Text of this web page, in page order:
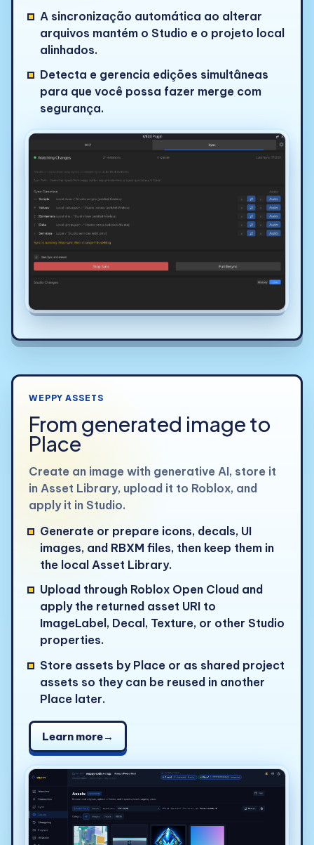
A sincronização automática ao alterar
arquivos mantém o Studio e o projeto local
alinhados.
Detecta e gerencia edições simultâneas
para que você possa fazer merge com
segurança.
WEPPY ASSETS
From generated image to
Place
Create an image with generative AI, store it
in Asset Library, upload it to Roblox, and
apply it in Studio.
Generate or prepare icons, decals, UI
images, and RBXM files, then keep them in
the local Asset Library.
Upload through Roblox Open Cloud and
apply the returned asset URI to
ImageLabel, Decal, Texture, or other Studio
properties.
Store assets by Place or as shared project
assets so they can be reused in another
Place later.
Learn more→